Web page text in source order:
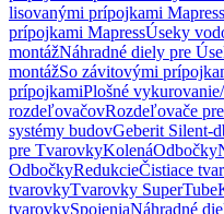
lisovanými prípojkami Mapress
prípojkami MapressÚseky
montážNáhradné diely pre
montážSo závitovými
prípojkamiPlošné
rozdeľovačovRozdeľovače
systémy budovGeberit Silent-
pre TvarovkyKolenáOdbočky
OdbočkyRedukcieČistiace
tvarovkyTvarovky SuperTube
tvarovkySpojeniaNáhradné